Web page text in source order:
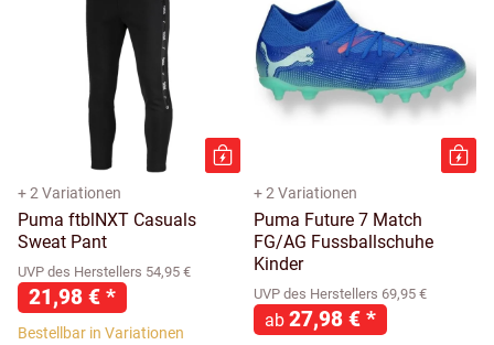
+ 2 Variationen
Puma ftblNXT Casuals
Sweat Pant
UVP des Herstellers 54,95 €
21,98 € *
Bestellbar in Variationen
+ 2 Variationen
Puma Future 7 Match
FG/AG Fussballschuhe
Kinder
UVP des Herstellers 69,95 €
ab 27,98 € *